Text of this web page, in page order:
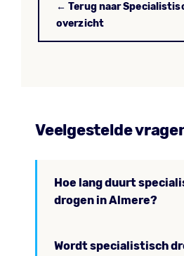
← Terug naar
overzicht
Veelgestelde
Hoe lang duurt
drogen in Almere?
Wordt specialistisch